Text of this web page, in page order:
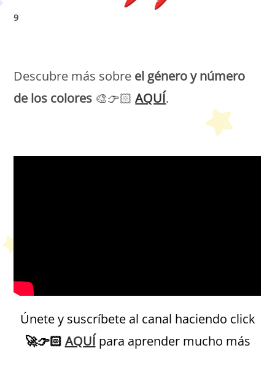
9
Descubre más sobre el género y número
de los colores 🎨👉🏻AQUÍ.
Únete y suscríbete al canal haciendo click
🚀👉🏻 AQUÍ para aprender mucho más